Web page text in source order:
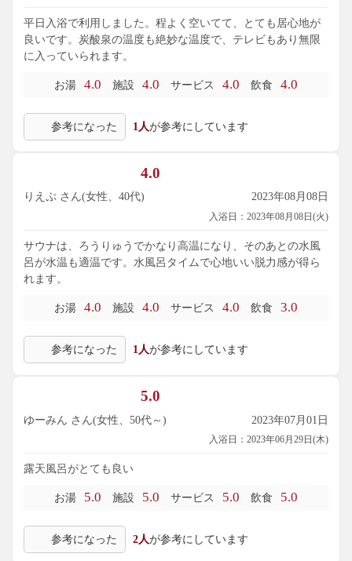
平日入浴で利用しました。程よく空いてて、とても居心地が
良いです。炭酸泉の温度も絶妙な温度で、テレビもあり無限
に入っていられます。
お湯 4.0 施設 4.0 サービス 4.0 飲食 4.0
参考になった 1人が参考にしています
4.0
りえぷ さん(女性、40代) 2023年08月08日
入浴日：2023年08月08日(火)
サウナは、ろうりゅうでかなり高温になり、そのあとの水風
呂が水温も適温です。水風呂タイムで心地いい脱力感が得ら
れます。
お湯 4.0 施設 4.0 サービス 4.0 飲食 3.0
参考になった 1人が参考にしています
5.0
ゆーみん さん(女性、50代～) 2023年07月01日
入浴日：2023年06月29日(木)
露天風呂がとても良い
お湯 5.0 施設 5.0 サービス 5.0 飲食 5.0
参考になった 2人が参考にしています